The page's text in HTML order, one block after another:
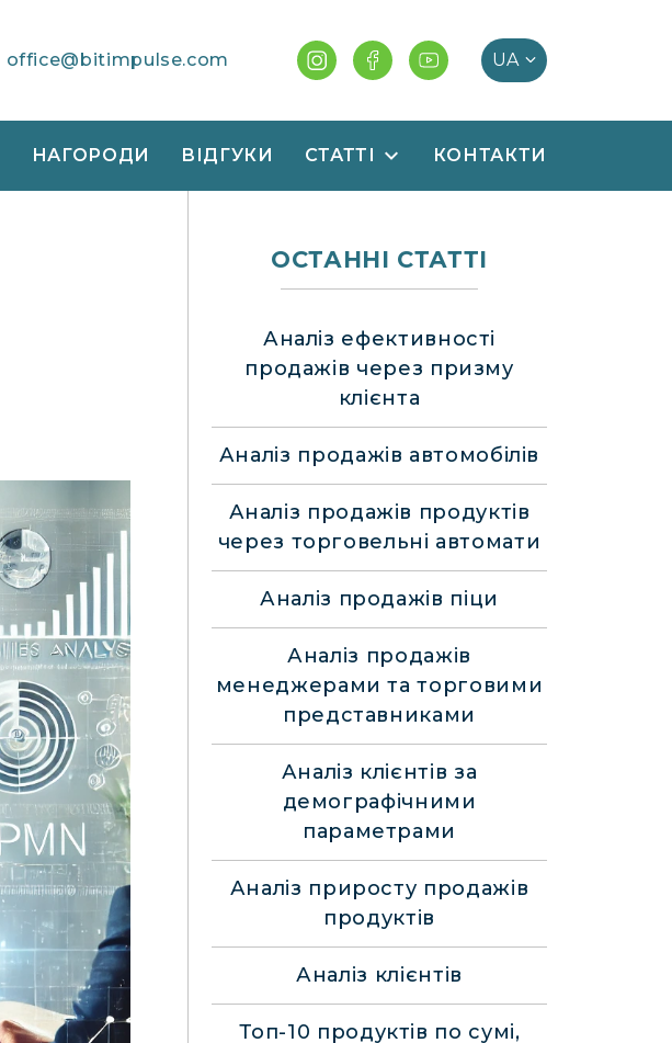
office@bitimpulse.com
НАГОРОДИ ВІДГУКИ СТАТТІ КОНТАКТИ
ОСТАННІ СТАТТІ
Аналіз ефективності
продажів через призму
клієнта
Аналіз продажів автомобілів
Аналіз продажів продуктів
через торговельні автомати
Аналіз продажів піци
Аналіз продажів
менеджерами та торговими
представниками
Аналіз клієнтів за
демографічними
параметрами
Аналіз приросту продажів
продуктів
Аналіз клієнтів
Топ-10 продуктів по сумі,